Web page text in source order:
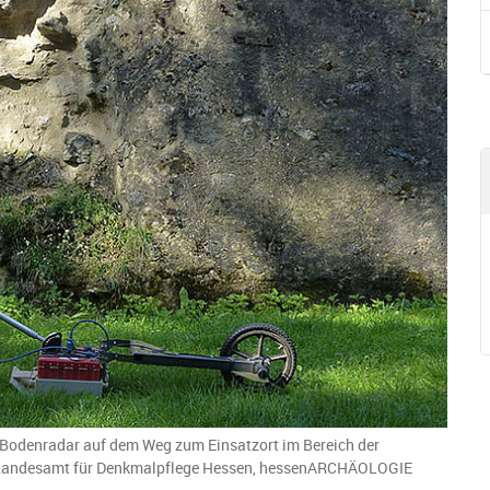
auf dem Weg zum Einsatzort im Bereich der
für Denkmalpflege Hessen, hessenARCHÄOLOGIE